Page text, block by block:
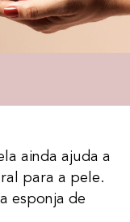
ainda ajuda a
para a pele.
esponja de